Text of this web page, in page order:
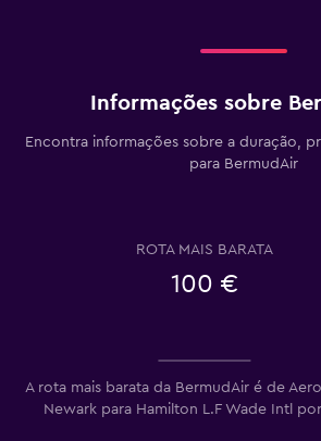
Informações sobre
Encontra informações sobre a duração,
para BermudAir
ROTA MAIS BARATA
100 €
A rota mais barata da BermudAir é de
Newark para Hamilton L.F Wade Intl